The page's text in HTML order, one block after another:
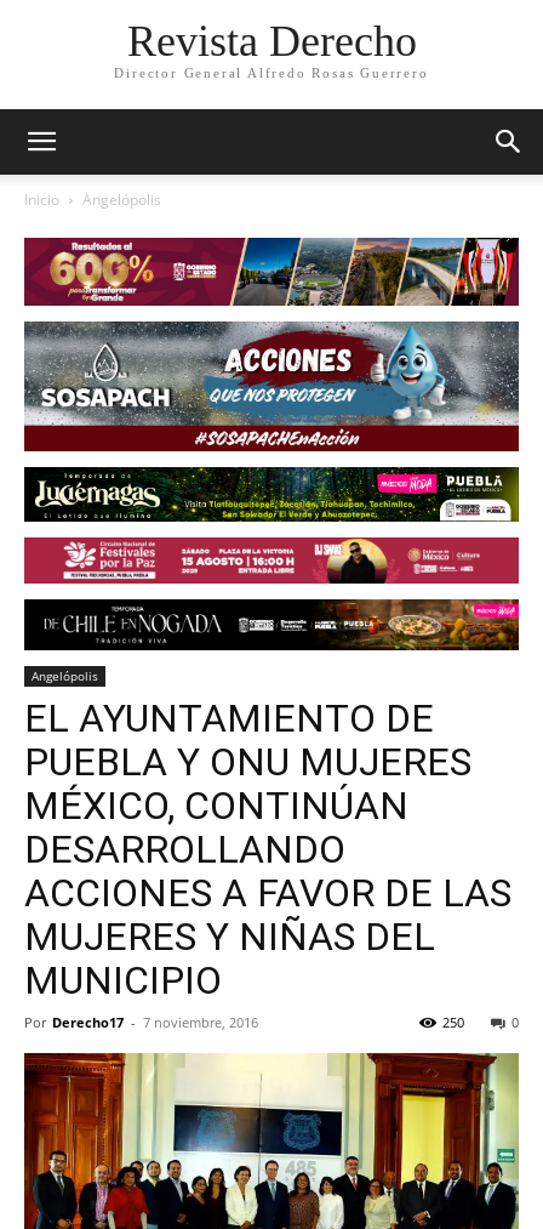
Revista Derecho
Director General Alfredo Rosas Guerrero
Inicio Angelópolis
Angelópolis
EL AYUNTAMIENTO DE
PUEBLA Y ONU MUJERES
MÉXICO, CONTINÚAN
DESARROLLANDO
ACCIONES A FAVOR DE LAS
MUJERES Y NIÑAS DEL
MUNICIPIO
Por Derecho17 - 7 noviembre, 2016 0
250